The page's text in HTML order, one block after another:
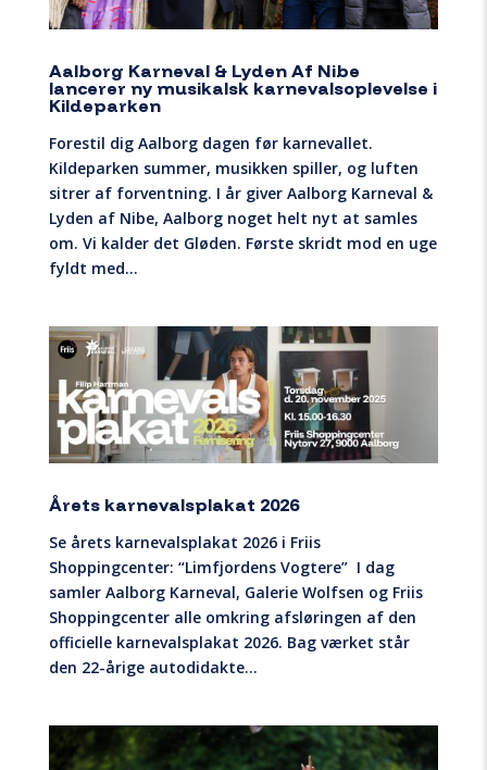
Aalborg Karneval & Lyden Af Nibe
lancerer ny musikalsk karnevalsoplevelse i
Kildeparken
Forestil dig Aalborg dagen før karnevallet.
Kildeparken summer, musikken spiller, og luften
sitrer af forventning. I år giver Aalborg Karneval &
Lyden af Nibe, Aalborg noget helt nyt at samles
om. Vi kalder det Gløden. Første skridt mod en uge
fyldt med...
Årets karnevalsplakat 2026
Se årets karnevalsplakat 2026 i Friis
Shoppingcenter: “Limfjordens Vogtere” I dag
samler Aalborg Karneval, Galerie Wolfsen og Friis
Shoppingcenter alle omkring afsløringen af den
officielle karnevalsplakat 2026. Bag værket står
den 22-årige autodidakte...